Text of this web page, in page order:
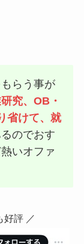
らう事が
究、OB・
省けて、就
のでおす
いオファ
好評 ／